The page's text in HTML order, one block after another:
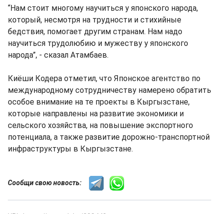
“Нам стоит многому научиться у японского народа,
который, несмотря на трудности и стихийные
бедствия, помогает другим странам. Нам надо
научиться трудолюбию и мужеству у японского
народа”, - сказал Атамбаев.
Киёши Кодера отметил, что Японское агентство по
международному сотрудничеству намерено обратить
особое внимание на те проекты в Кыргызстане,
которые направлены на развитие экономики и
сельского хозяйства, на повышение экспортного
потенциала, а также развитие дорожно-транспортной
инфраструктуры в Кыргызстане.
Сообщи свою новость: